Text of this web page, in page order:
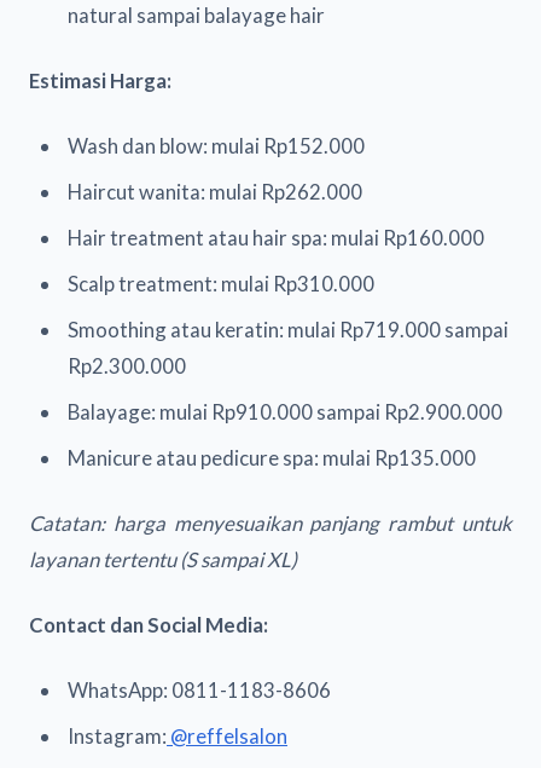
natural sampai balayage hair
Estimasi Harga:
Wash dan blow: mulai Rp152.000
Haircut wanita: mulai Rp262.000
Hair treatment atau hair spa: mulai Rp160.000
Scalp treatment: mulai Rp310.000
Smoothing atau keratin: mulai Rp719.000 sampai
Rp2.300.000
Balayage: mulai Rp910.000 sampai Rp2.900.000
Manicure atau pedicure spa: mulai Rp135.000
Catatan: harga menyesuaikan panjang rambut untuk
layanan tertentu (S sampai XL)
Contact dan Social Media:
WhatsApp: 0811-1183-8606
Instagram: @reffelsalon